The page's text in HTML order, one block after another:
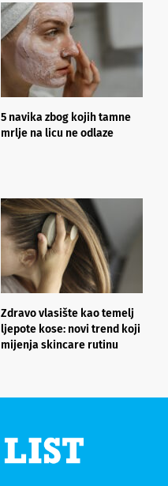
5 navika zbog kojih tamne
mrlje na licu ne odlaze
Zdravo vlasište kao temelj
ljepote kose: novi trend koji
mijenja skincare rutinu